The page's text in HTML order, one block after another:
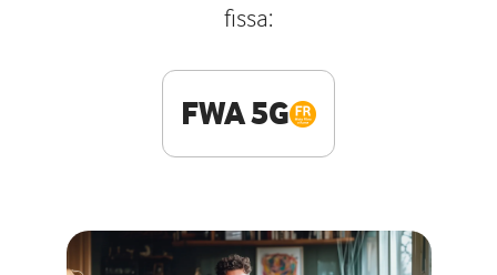
fissa:
FWA 5G